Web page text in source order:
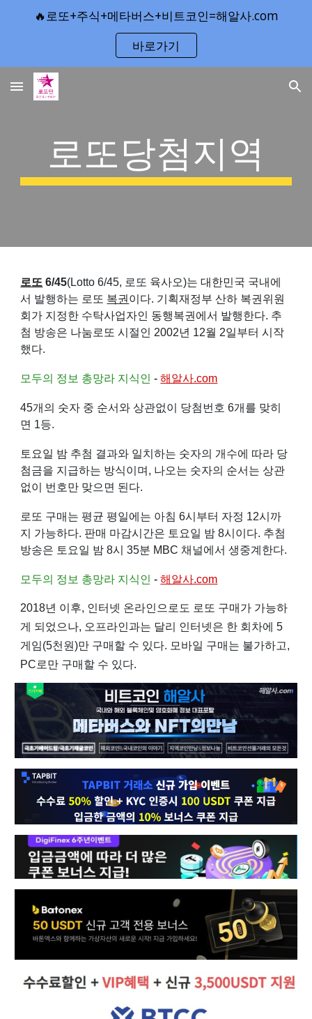
Skip to main content Skip to navigation
🔥로또+주식+메타버스+비트코인=해알사.com
바로가기
로또당첨지역
로또 6/45(Lotto 6/45, 로또 육사오)는대한민국 국내에
서 발행하는 로또 복권 이다. 기획재정부 산하 복권위원
회 가 지정한 수탁사업자인 동행복권 에서 발행한다. 추
첨 방송은 나눔로또 시절인 2002년 12월 2일부터 시작
했다.
모두의 정보 총망라 지식인 -해알사.com
45개의 숫자 중 순서와 상관없이 당첨번호 6개를 맞히
면 1등.
토요일 밤 추첨 결과와 일치하는 숫자의 개수에 따라 당
첨금을 지급하는 방식이며, 나오는 숫자의 순서는 상관
없이 번호만 맞으면 된다.
로또 구매는 평균 평일에는 아침 6시부터 자정 12시까
지 가능하다. 판매 마감시간은 토요일 밤 8시이다. 추첨
방송은 토요일 밤 8시 35분 MBC 채널에서 생중계한다.
모두의 정보 총망라 지식인 -해알사.com
2018년 이후, 인터넷 온라인으로도 로또 구매가 가능하
게 되었으나, 오프라인과는 달리 인터넷은 한 회차에 5
게임(5천원)만 구매할 수 있다. 모바일 구매는 불가하고,
PC로만 구매할 수 있다.